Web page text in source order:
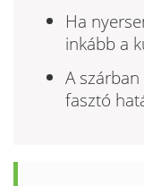
Ha
inkább a
A
fasztó